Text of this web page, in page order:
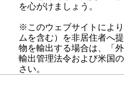
を心がけましょう。
※このウェブサイトによ
ムを含む）を非居住者へ
物を輸出する場合は、「
輸出管理法令および米国
さい。